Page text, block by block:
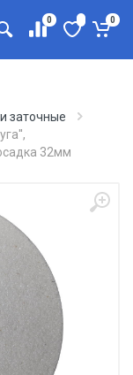
0 0
заточные
32мм